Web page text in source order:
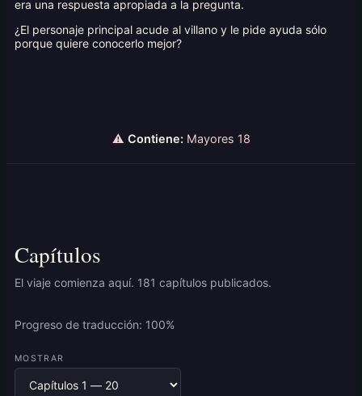
era una respuesta apropiada a la pregunta.
¿El personaje principal acude al villano y le pide ayuda sólo
porque quiere conocerlo mejor?
⚠ Contiene: Mayores 18
Capítulos
El viaje comienza aquí. 181 capítulos publicados.
Progreso de traducción: 100%
MOSTRAR